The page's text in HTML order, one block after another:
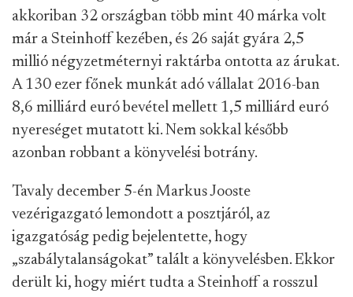
akkoriban 32 országban több mint 40 márka volt
már a Steinhoff kezében, és 26 saját gyára 2,5
millió négyzetméternyi raktárba ontotta az árukat.
A 130 ezer főnek munkát adó vállalat 2016-ban
8,6 milliárd euró bevétel mellett 1,5 milliárd euró
nyereséget mutatott ki. Nem sokkal később
azonban robbant a könyvelési botrány.
Tavaly december 5-én Markus Jooste
vezérigazgató lemondott a posztjáról, az
igazgatóság pedig bejelentette, hogy
„szabálytalanságokat” talált a könyvelésben. Ekkor
derült ki, hogy miért tudta a Steinhoff a rosszul